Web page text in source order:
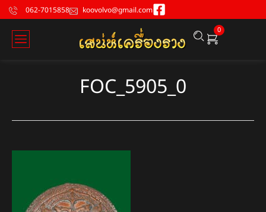
062-7015858 koovolvo@gmail.com
0
FOC_5905_0